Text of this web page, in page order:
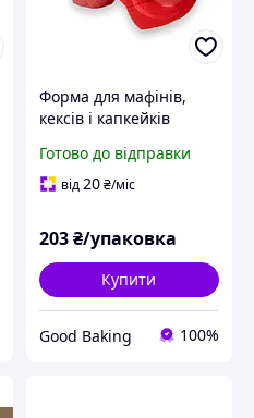
Форма для мафінів,
кексів і капкейків
бортом» червона 70г/
м² 100шт/уп. /
Готово до відправки
від 20₴/міс
203₴/упаковка
Купити
Good Baking 100%